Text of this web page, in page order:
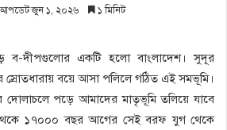
আপডেট জুন ১, ২০২৬ ১ মিনিট
ব-দীপগুলোর একটি হলো বাংলাদেশ। সুদূর
স্রোতধারায় বয়ে আসা পলিলে গঠিত এই সমভূমি।
দোলাচলে পড়ে আমাদের মাতৃভূমি তলিয়ে যাবে
১৭০০০ বছর আগের সেই বরফ যুগ থেকে